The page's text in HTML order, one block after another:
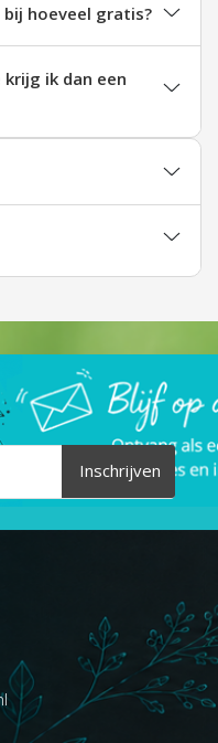
hoeveel gratis?
ik dan een
Inschrijven